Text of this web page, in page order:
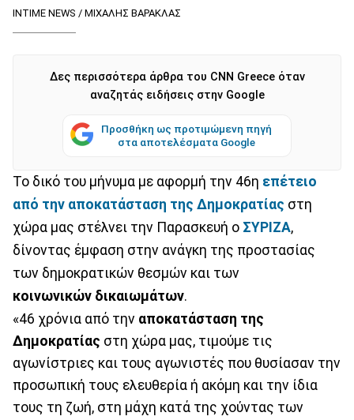
INTIME NEWS / ΜΙΧΑΛΗΣ ΒΑΡΑΚΛΑΣ
Δες περισσότερα άρθρα του CNN Greece όταν
αναζητάς ειδήσεις στην Google
Προσθήκη ως προτιμώμενη πηγή
στα αποτελέσματα Google
Το δικό του μήνυμα με αφορμή την 46η επέτειο
από την αποκατάσταση της Δημοκρατίας στη
χώρα μας στέλνει την Παρασκευή ο ΣΥΡΙΖΑ,
δίνοντας έμφαση στην ανάγκη της προστασίας
των δημοκρατικών θεσμών και των
κοινωνικών δικαιωμάτων.
«46 χρόνια από την αποκατάσταση της
Δημοκρατίας στη χώρα μας, τιμούμε τις
αγωνίστριες και τους αγωνιστές που θυσίασαν την
προσωπική τους ελευθερία ή ακόμη και την ίδια
τους τη ζωή, στη μάχη κατά της χούντας των